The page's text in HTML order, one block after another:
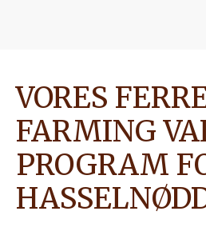
VORES
FARMING
PROGRAM